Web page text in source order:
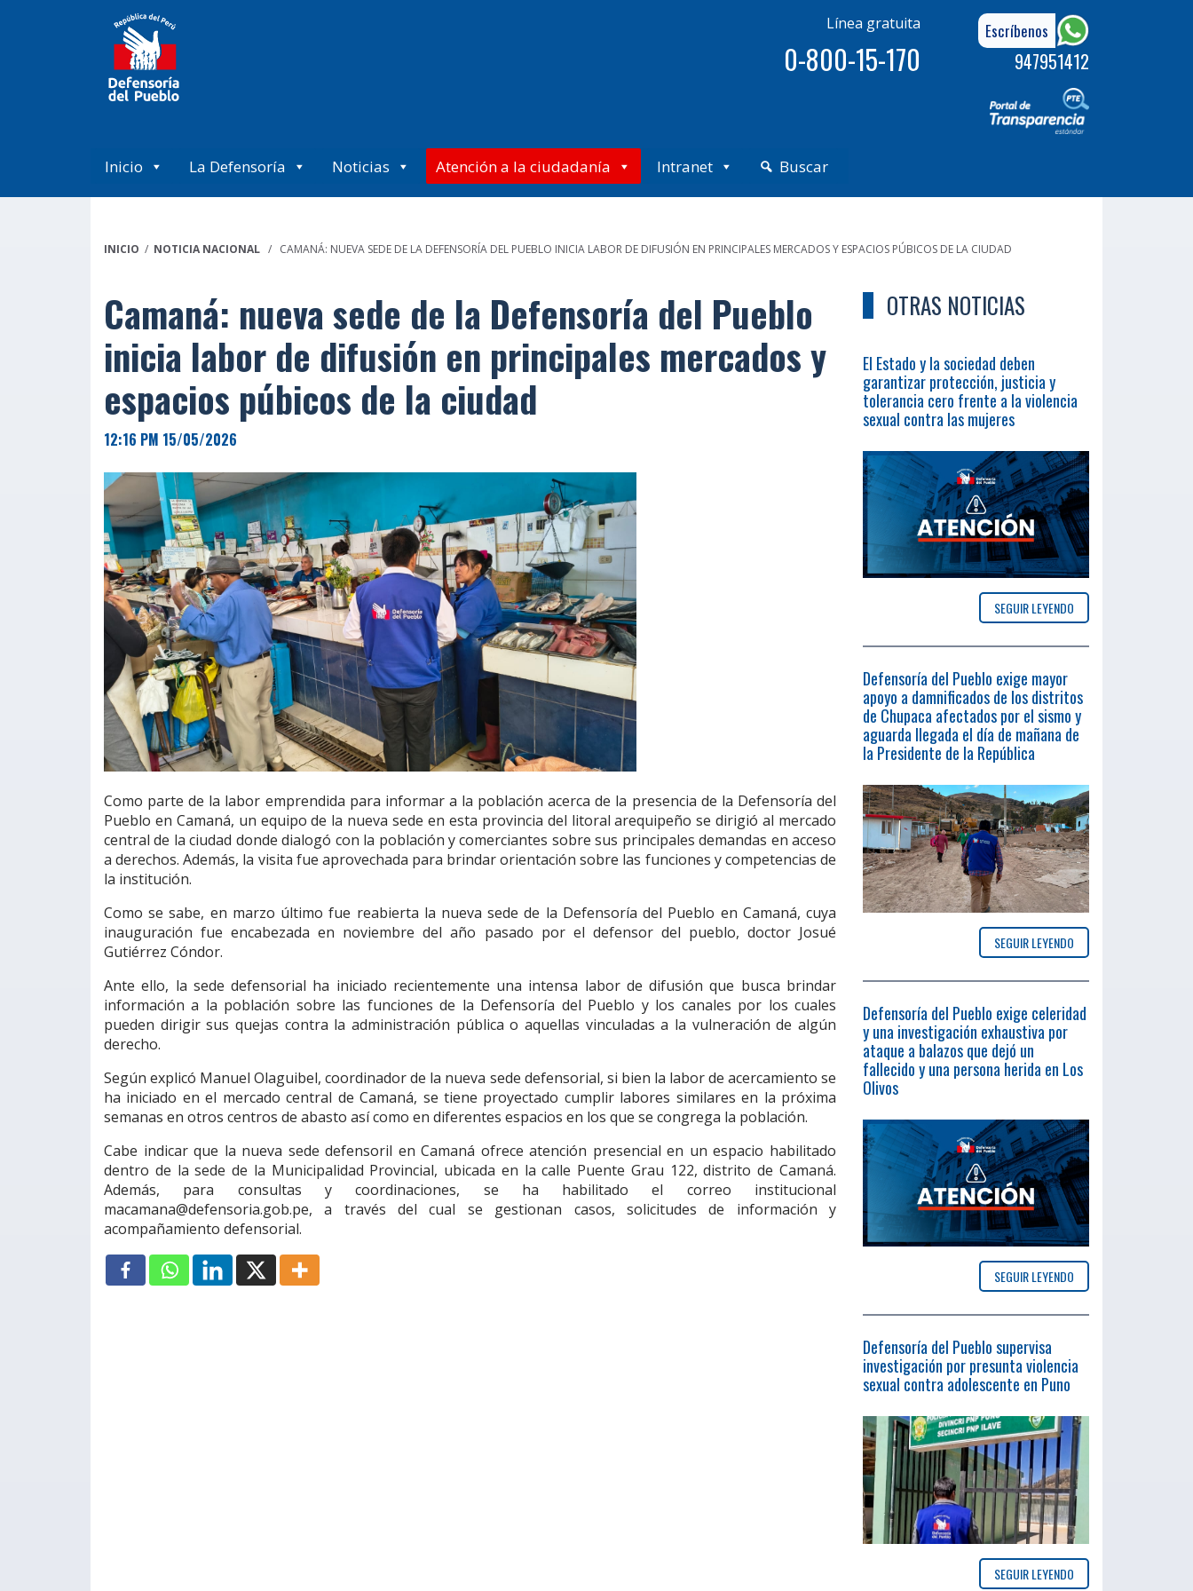
Línea gratuita
0-800-15-170
Escríbenos
947951412
Inicio La Defensoría Noticias Atención a la ciudadanía Intranet Buscar
INICIO / NOTICIA NACIONAL / CAMANÁ: NUEVA SEDE DE LA DEFENSORÍA DEL PUEBLO INICIA LABOR DE DIFUSIÓN EN PRINCIPALES MERCADOS Y ESPACIOS PÚBICOS DE LA CIUDAD
Camaná: nueva sede de la Defensoría del Pueblo
inicia labor de difusión en principales mercados y
espacios púbicos de la ciudad
12:16 PM 15/05/2026
Como parte de la labor emprendida para informar a la población acerca de la presencia de la Defensoría del
Pueblo en Camaná, un equipo de la nueva sede en esta provincia del litoral arequipeño se dirigió al mercado
central de la ciudad donde dialogó con la población y comerciantes sobre sus principales demandas en acceso
a derechos. Además, la visita fue aprovechada para brindar orientación sobre las funciones y competencias de
la institución.
Como se sabe, en marzo último fue reabierta la nueva sede de la Defensoría del Pueblo en Camaná, cuya
inauguración fue encabezada en noviembre del año pasado por el defensor del pueblo, doctor Josué
Gutiérrez Cóndor.
Ante ello, la sede defensorial ha iniciado recientemente una intensa labor de difusión que busca brindar
información a la población sobre las funciones de la Defensoría del Pueblo y los canales por los cuales
pueden dirigir sus quejas contra la administración pública o aquellas vinculadas a la vulneración de algún
derecho.
Según explicó Manuel Olaguibel, coordinador de la nueva sede defensorial, si bien la labor de acercamiento se
ha iniciado en el mercado central de Camaná, se tiene proyectado cumplir labores similares en la próxima
semanas en otros centros de abasto así como en diferentes espacios en los que se congrega la población.
Cabe indicar que la nueva sede defensoril en Camaná ofrece atención presencial en un espacio habilitado
dentro de la sede de la Municipalidad Provincial, ubicada en la calle Puente Grau 122, distrito de Camaná.
Además, para consultas y coordinaciones, se ha habilitado el correo institucional
macamana@defensoria.gob.pe, a través del cual se gestionan casos, solicitudes de información y
acompañamiento defensorial.
OTRAS NOTICIAS
El Estado y la sociedad deben
garantizar protección, justicia y
tolerancia cero frente a la violencia
sexual contra las mujeres
SEGUIR LEYENDO
Defensoría del Pueblo exige mayor
apoyo a damnificados de los distritos
de Chupaca afectados por el sismo y
aguarda llegada el día de mañana de
la Presidente de la República
SEGUIR LEYENDO
Defensoría del Pueblo exige celeridad
y una investigación exhaustiva por
ataque a balazos que dejó un
fallecido y una persona herida en Los
Olivos
SEGUIR LEYENDO
Defensoría del Pueblo supervisa
investigación por presunta violencia
sexual contra adolescente en Puno
SEGUIR LEYENDO